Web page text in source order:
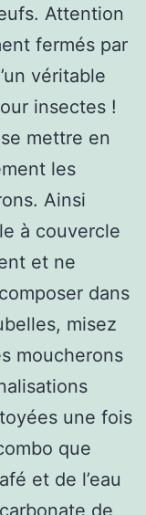
Attention
fermés par
véritable
insectes !
mettre en
les
Ainsi
à couvercle
et ne
dans
misez
moucherons
une fois
que
et de l’eau
de